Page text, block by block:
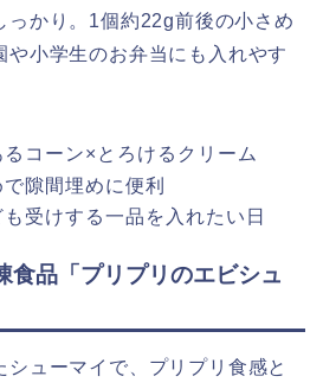
っかり。1個約22g前後の小さめ
や小学生のお弁当にも入れやす
コーン×とろけるクリーム
隙間埋めに便利
受けする一品を入れたい日
食品「プリプリのエビシュ
シューマイで、プリプリ食感と